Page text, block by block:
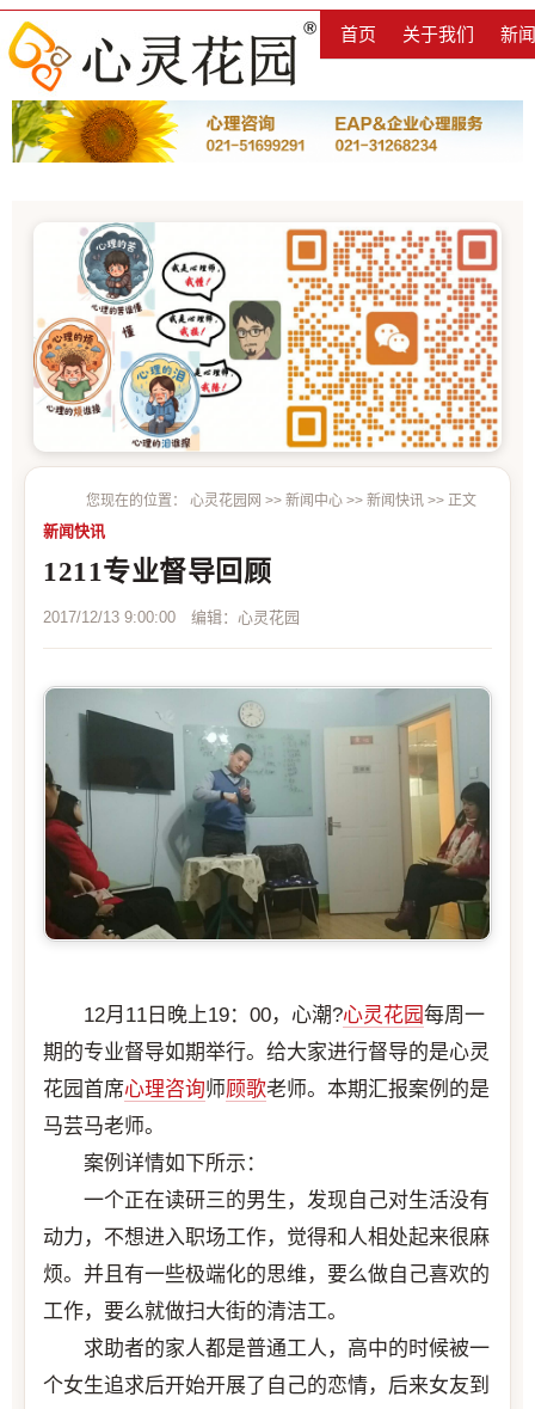
首页 关于我们 新
您现在的位置： 心灵花园网 >> 新闻中心 >> 新闻快讯 >> 正文
新闻快讯
1211专业督导回顾
2017/12/13 9:00:00 编辑：心灵花园
12月11日晚上19：00，心潮?心灵花园每周一
期的专业督导如期举行。给大家进行督导的是心灵
花园首席心理咨询师顾歌老师。本期汇报案例的是
马芸马老师。
案例详情如下所示：
一个正在读研三的男生，发现自己对生活没有
动力，不想进入职场工作，觉得和人相处起来很麻
烦。并且有一些极端化的思维，要么做自己喜欢的
工作，要么就做扫大街的清洁工。
求助者的家人都是普通工人，高中的时候被一
个女生追求后开始开展了自己的恋情，后来女友到